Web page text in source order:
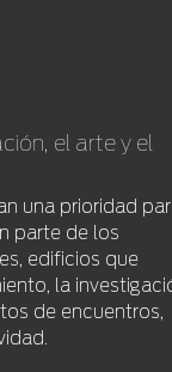
el arte y el
una prioridad
parte de los
edificios que
la
de encuentros,